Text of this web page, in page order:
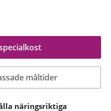
måltider
näringsriktiga